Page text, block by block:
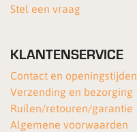
Stel een vraag
KLANTENSERVICE
Contact en openingstijden
Verzending en bezorging
Ruilen/retouren/garantie
Algemene voorwaarden